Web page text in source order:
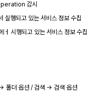
감시
행되고 있는 서비스 정보 수집
시행되고 있는 서비스 정보 수집
폴더 옵션 / 검색 -> 검색 옵션